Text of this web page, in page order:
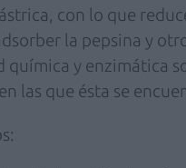
con lo que
la pepsina y
y enzimática
las que ésta se